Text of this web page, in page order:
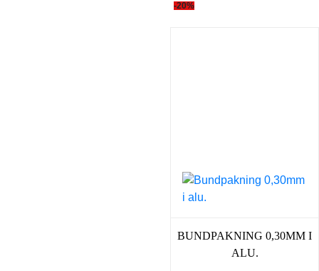
-20%
BUNDPAKNING 0,30MM I
ALU.